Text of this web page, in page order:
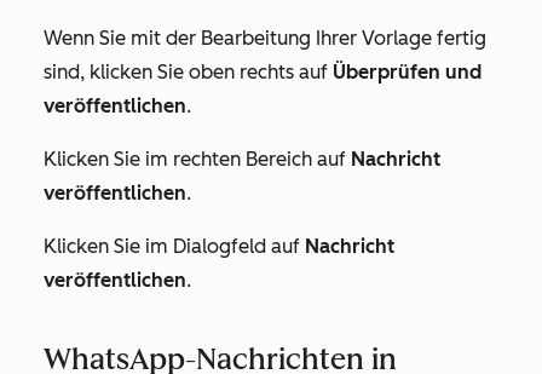
Wenn Sie mit der Bearbeitung Ihrer Vorlage fertig
sind, klicken Sie oben rechts auf Überprüfen und
veröffentlichen.
Klicken Sie im rechten Bereich auf Nachricht
veröffentlichen.
Klicken Sie im Dialogfeld auf Nachricht
veröffentlichen.
WhatsApp-Nachrichten in